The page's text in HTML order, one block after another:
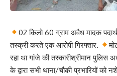
02 किलो 60 ग्राम अवैध मादक
तस्क्री करते एक आरोपी गिरफ्तार.
रहा था गांजे की तस्कारीश्रीमान पुलिस
के द्वारा सभी थाना/चौकी प्रभारियों को